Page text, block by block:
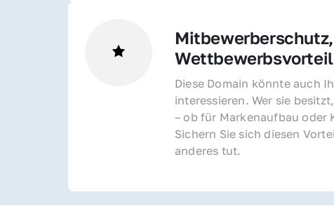
Diese Domain könnte auch
interessieren. Wer sie
– ob für Markenaufbau oder
Sichern Sie sich diesen
anderes tut.